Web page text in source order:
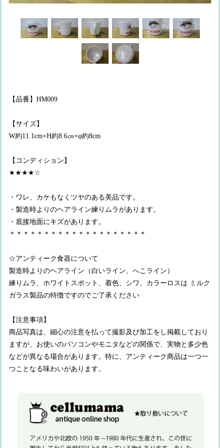
【品番】HM009
【サイズ】
W約11.1cm×H約8.6㎝×φ約8cm
【コンディション】
★★★★☆
・ワレ、カケもなくツヤのある美品です。
・製造時よりのヘアライン練りムラがあります。
・底接地面にキズがあります。
＊＊＊＊＊＊＊＊＊＊＊＊＊＊＊＊＊＊＊＊
☆アンティーク食器について
製造時よりのヘアライン（白いライン、へこライン）
練りムラ、ホワイトスポット、着色、シワ、カラーロスは ミルク
ガラス製品の特徴ですのでご了承ください
【注意事項】
商品写真は、細心の注意を払って撮影及び加工をし掲載しており
ますが、お使いのパソコンやモニタなどの関係で、実物と多少色
などが異なる場合があります。特に、アンティーク商品は一つ一
つことなる味わいがあります。